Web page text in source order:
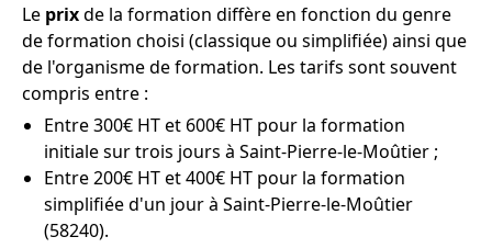
Le prixde la formation diffère en fonction du genre
de formation choisi (classique ou simplifiée) ainsi que
de l'organisme de formation. Les tarifs sont souvent
compris entre :
Entre 300€ HT et 600€ HT pour la formation
initiale sur trois jours à Saint-Pierre-le-Moûtier ;
Entre 200€ HT et 400€ HT pour la formation
simplifiée d'un jour à Saint-Pierre-le-Moûtier
(58240).